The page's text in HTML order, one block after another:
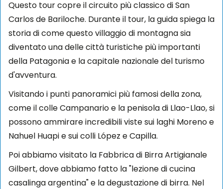
Questo tour copre il circuito più classico di San
Carlos de Bariloche. Durante il tour, la guida spiega la
storia di come questo villaggio di montagna sia
diventato una delle città turistiche più importanti
della Patagonia e la capitale nazionale del turismo
d'avventura.
Visitando i punti panoramici più famosi della zona,
come il colle Campanario e la penisola di Llao-Llao, si
possono ammirare incredibili viste sui laghi Moreno e
Nahuel Huapi e sui colli López e Capilla.
Poi abbiamo visitato la Fabbrica di Birra Artigianale
Gilbert, dove abbiamo fatto la "lezione di cucina
casalinga argentina" e la degustazione di birra. Nel